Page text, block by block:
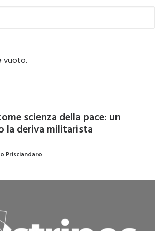
vuoto.
professioni educative e
una necessità
scienza della pace: un
la deriva militarista
Prisciandaro